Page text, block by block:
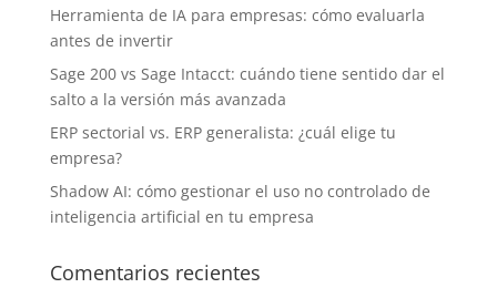
Herramienta de IA para empresas: cómo evaluarla
antes de invertir
Sage 200 vs Sage Intacct: cuándo tiene sentido dar el
salto a la versión más avanzada
ERP sectorial vs. ERP generalista: ¿cuál elige tu
empresa?
Shadow AI: cómo gestionar el uso no controlado de
inteligencia artificial en tu empresa
Comentarios recientes